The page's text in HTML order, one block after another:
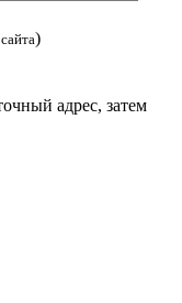
)
адрес, затем